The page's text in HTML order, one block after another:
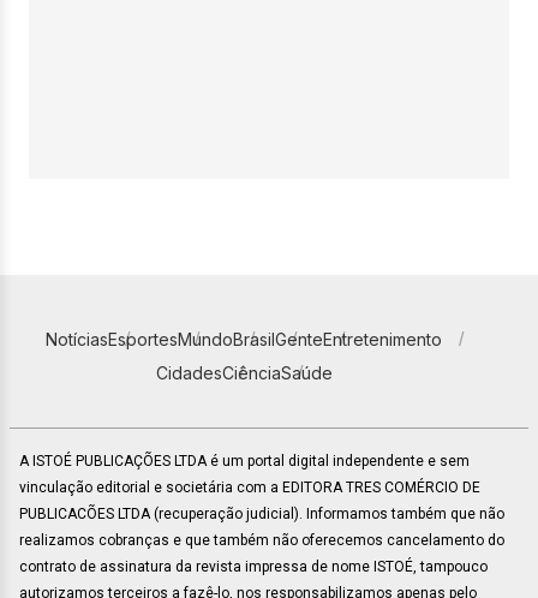
NotíciasEsportesMundoBrasilGenteEntretenimento
CidadesCiênciaSaúde
A ISTOÉ PUBLICAÇÕES LTDA é um portal digital independente e sem
vinculação editorial e societária com a EDITORA TRES COMÉRCIO DE
PUBLICACÕES LTDA (recuperação judicial). Informamos também que não
realizamos cobranças e que também não oferecemos cancelamento do
contrato de assinatura da revista impressa de nome ISTOÉ, tampouco
autorizamos terceiros a fazê-lo, nos responsabilizamos apenas pelo